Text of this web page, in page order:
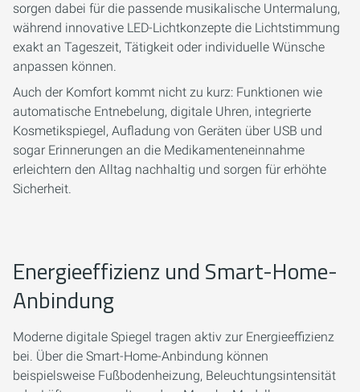
sorgen dabei für die passende musikalische Untermalung,
während innovative LED-Lichtkonzepte die Lichtstimmung
exakt an Tageszeit, Tätigkeit oder individuelle Wünsche
anpassen können.
Auch der Komfort kommt nicht zu kurz: Funktionen wie
automatische Entnebelung, digitale Uhren, integrierte
Kosmetikspiegel, Aufladung von Geräten über USB und
sogar Erinnerungen an die Medikamenteneinnahme
erleichtern den Alltag nachhaltig und sorgen für erhöhte
Sicherheit.
Energieeffizienz und Smart-Home-
Anbindung
Moderne digitale Spiegel tragen aktiv zur Energieeffizienz
bei. Über die Smart-Home-Anbindung können
beispielsweise Fußbodenheizung, Beleuchtungsintensität